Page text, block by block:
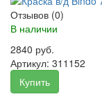
Отзывов (0)
В наличии
2840 руб.
Артикул: 311152
Купить